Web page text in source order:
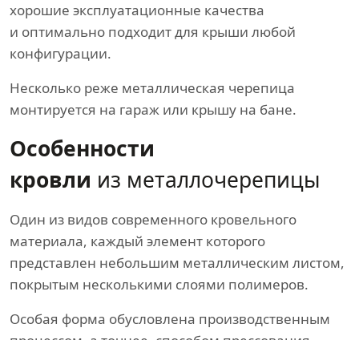
хорошие эксплуатационные качества
и оптимально подходит для крыши любой
конфигурации.
Несколько реже металлическая черепица
монтируется на гараж или крышу на бане.
Особенности
кровли из металлочерепицы
Один из видов современного кровельного
материала, каждый элемент которого
представлен небольшим металлическим листом,
покрытым несколькими слоями полимеров.
Особая форма обусловлена производственным